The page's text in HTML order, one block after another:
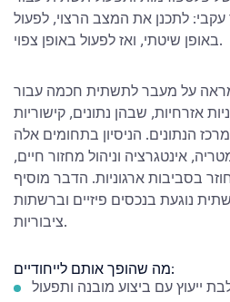
לתכנן את המצב הרצוי, לפעול
באופן שיטתי, ואז לפעול באופן צפוי.
על מעבר לתשתית חכמה עבור
אזרחיות, שבהן נתונים, קישוריות
הנתונים. הניסיון בתחומים אלה
אינטגרציה וניהול מחזור חיים,
בסביבות ארגוניות. הדבר מוסיף
נוגעת בנכסים פיזיים וברשתות
ציבוריות.
מה שהופך אותם לייחודיים:
ייעוץ עם ביצוע מובנה ותפעול